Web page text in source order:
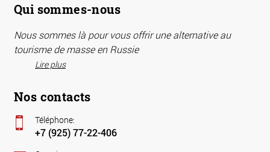
Qui sommes-nous
Nous sommes là pour vous offrir une alternative au
tourisme de masse en Russie
Lire plus
Nos contacts
Téléphone:
+7 (925) 77-22-406